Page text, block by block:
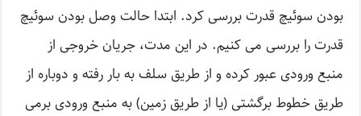
بودن سوئیچ قدرت بررسی کرد. ابتدا حالت وصل بودن سوئیچ
قدرت را بررسی می کنیم. در این مدت، جریان خروجی از
منبع ورودی عبور کرده و از طریق سلف به بار رفته و دوباره از
طریق خطوط برگشتی (یا از طریق زمین) به منبع ورودی برمی